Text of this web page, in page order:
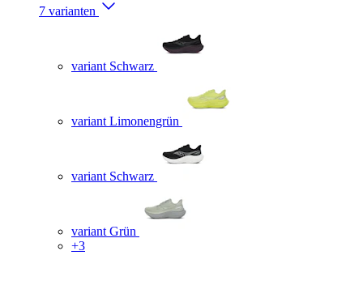
7 varianten
variant Schwarz
variant Limonengrün
variant Schwarz
variant Grün
+3